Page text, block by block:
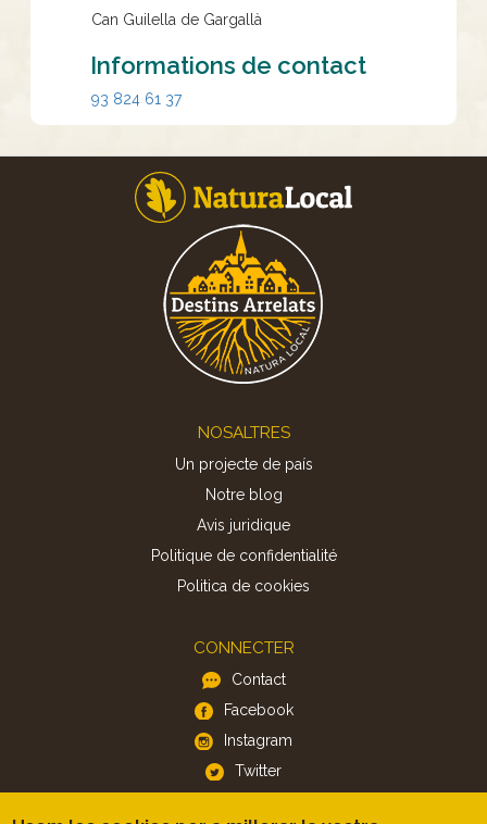
Can Guilella de Gargallà
Informations de contact
93 824 61 37
NOSALTRES
Un projecte de país
Notre blog
Avis juridique
Politique de confidentialité
Politica de cookies
CONNECTER
Contact
Facebook
Instagram
Twitter